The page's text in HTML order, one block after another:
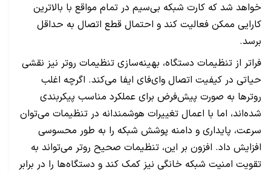
خواهد شد که کارت شبکه بی‌سیم در تمام مواقع با بالاترین
کارایی ممکن فعالیت کند و احتمال قطع اتصال به حداقل
برسد.
فراتر از تنظیمات دستگاه، بهینه‌سازی تنظیمات روتر نیز نقشی
حیاتی در کیفیت اتصال وای‌فای ایفا می‌کند. اگرچه اغلب
روترها به صورت پیش‌فرض برای عملکرد مناسب پیکربندی
شده‌اند، اما با اعمال تغییرات هوشمندانه در تنظیمات می‌توان
سرعت، پایداری و دامنه پوشش شبکه را به طور محسوسی
افزایش داد. افزون بر این، تنظیمات صحیح روتر می‌تواند به
تقویت امنیت شبکه خانگی نیز کمک کند و دستگاه‌ها را در برابر